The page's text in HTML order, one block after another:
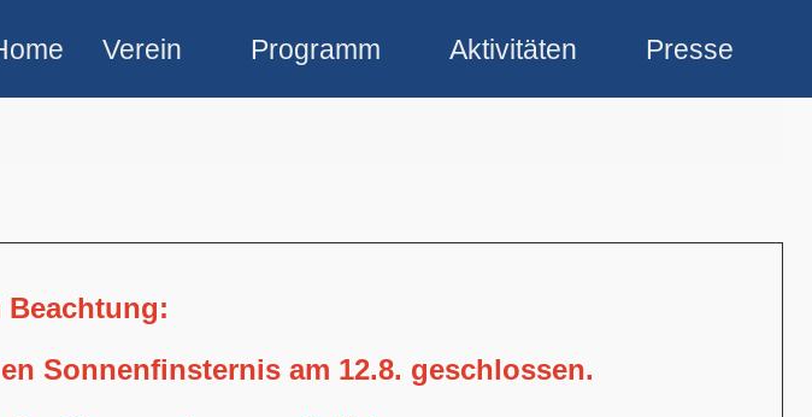
Verein Programm Aktivitäten Presse
Sonnenfinsternis am 12.8. geschlossen.